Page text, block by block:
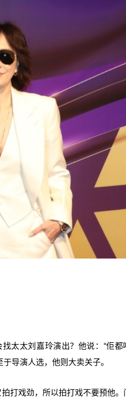
太太刘嘉玲演出？他说：“佢都
导演人选，他则大卖关子。
打戏劲，所以拍打戏不要预他。